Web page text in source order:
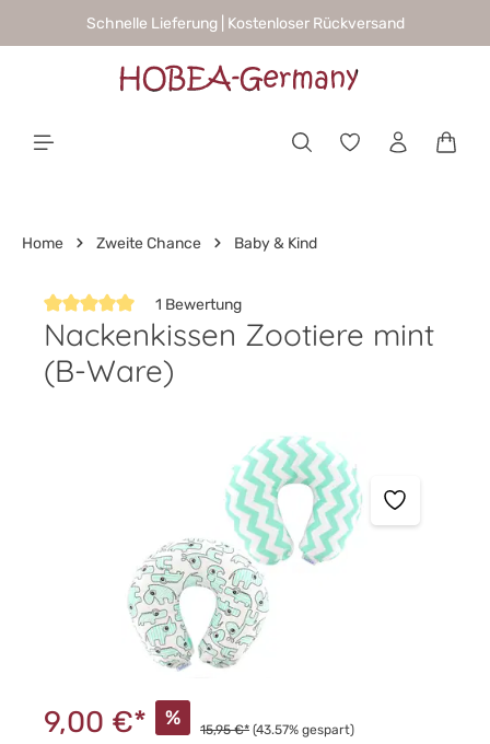
springenSchnelle Lieferung | Kostenloser Rückversand
Home Zweite Chance Baby & Kind
Durchschnittliche Bewertung von 5 von 5 Sternen
1 Bewertung
Nackenkissen Zootiere mint
(B-Ware)
9,00 €* % 15,95 €* (43.57% gespart)